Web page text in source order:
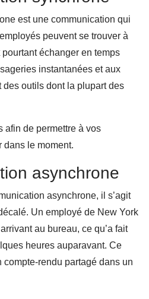
est une communication qui
peuvent se trouver à
échanger en temps
instantanées et aux
outils dont la plupart des
afin de permettre à vos
dans le moment.
asynchrone
asynchrone, il s’agit
Un employé de New York
au bureau, ce qu’a fait
heures auparavant. Ce
compte-rendu partagé dans un